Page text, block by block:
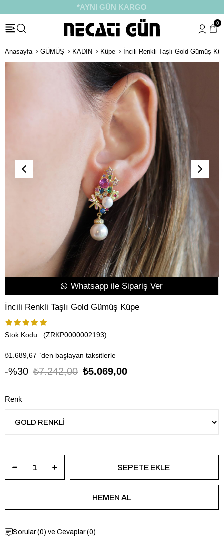
*HEDİYE PAKETİ & NOTU
0
Anasayfa GÜMÜŞ KADIN Küpe İncili Renkli Taşlı Gold Gümüş
Whatsapp ile Sipariş Ver
İncili Renkli Taşlı Gold Gümüş Küpe
Stok Kodu (ZRKP0000002193)
₺1.689,67 `den başlayan taksitlerle
30 ₺7.242,00 ₺5.069,00
Renk
Sorular (0) ve Cevaplar (0)